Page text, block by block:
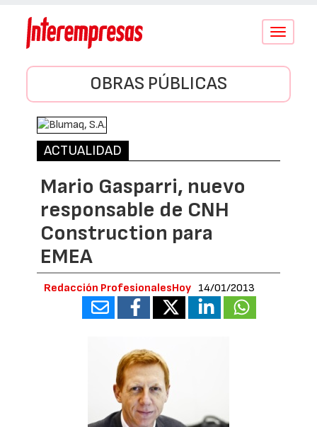
Conmutar
OBRAS PÚBLICAS
ACTUALIDAD
Mario Gasparri, nuevo
responsable de CNH
Construction para
EMEA
Redacción ProfesionalesHoy 14/01/2013